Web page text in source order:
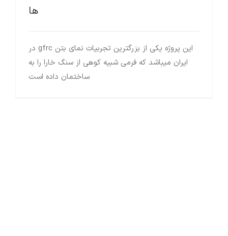
ها
این پروژه یکی از بزرگترین تجربیات نمای بتن gfrc در
ایران میباشد که فرمی شبیه کوهی از سنگ خارا را به
ساختمان داده است